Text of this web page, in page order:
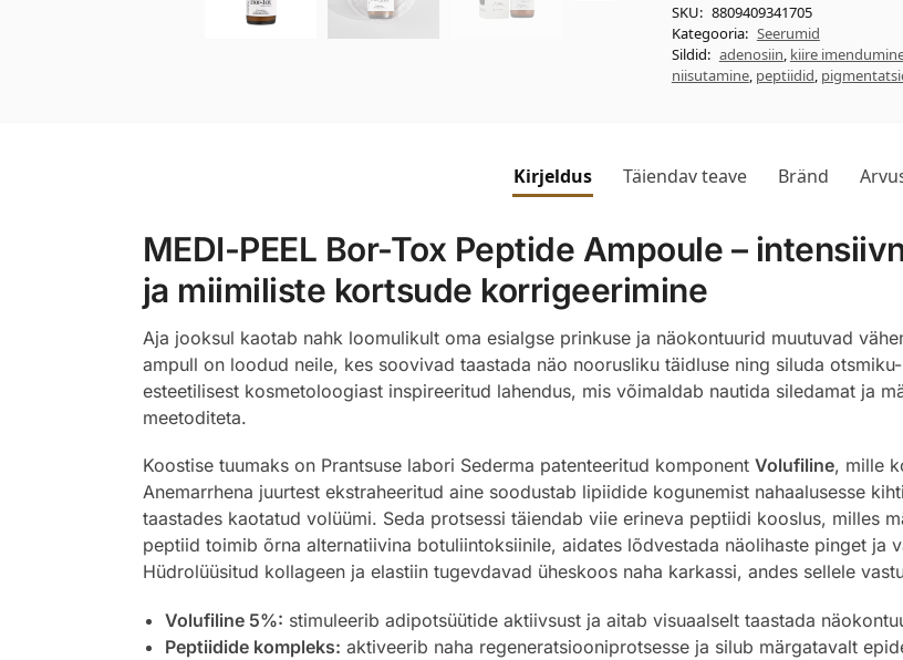
SKU: 8809409341705
Kategooria: Seerumid
Sildid: adenosiin, kiire
niisutamine, peptiidid,
Kirjeldus Täiendav teave Bränd
MEDI-PEEL Bor-Tox Peptide Ampoule –
ja miimiliste kortsude korrigeerimine
Aja jooksul kaotab nahk loomulikult oma esialgse prinkuse ja näokontuurid muutuvad
ampull on loodud neile, kes soovivad taastada näo noorusliku täidluse ning siluda
esteetilisest kosmetoloogiast inspireeritud lahendus, mis võimaldab nautida siledamat ja
meetoditeta.
Koostise tuumaks on Prantsuse labori Sederma patenteeritud komponent Volufiline, mille
Anemarrhena juurtest ekstraheeritud aine soodustab lipiidide kogunemist nahaalusesse
taastades kaotatud volüümi. Seda protsessi täiendab viie erineva peptiidi kooslus, milles
peptiid toimib õrna alternatiivina botuliintoksiinile, aidates lõdvestada näolihaste pinget ja
Hüdrolüüsitud kollageen ja elastiin tugevdavad üheskoos naha karkassi, andes sellele
Volufiline 5%: stimuleerib adipotsüütide aktiivsust ja aitab visuaalselt taastada
Peptiidide kompleks: aktiveerib naha regeneratsiooniprotsesse ja silub märgatavalt